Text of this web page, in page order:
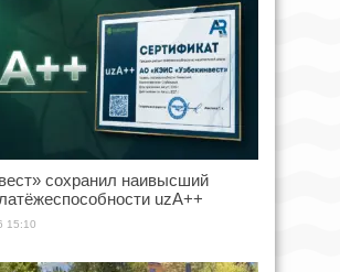
сохранил наивысший
uzA++
15:10